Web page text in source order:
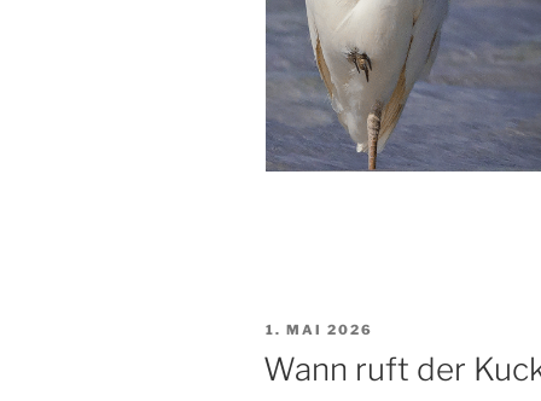
VERÖFFENTLICHT
AM
1. MAI 2026
Wann ruft der